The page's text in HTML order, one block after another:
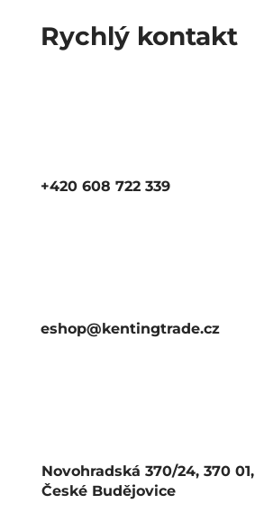
Rychlý kontakt
+420 608 722 339
eshop@kentingtrade.cz
Novohradská 370/24, 370 01,
České Budějovice